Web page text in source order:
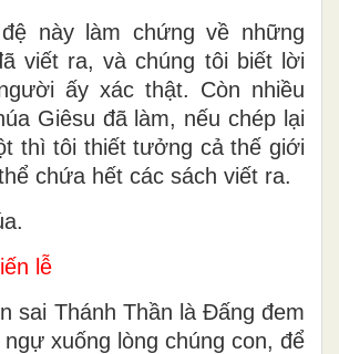
này làm chứng về những
viết ra, và chúng tôi biết lời
ấy xác thật. Còn nhiều
Giêsu đã làm, nếu chép lại
thì tôi thiết tưởng cả thế giới
chứa hết các sách viết ra.
lễ
sai Thánh Thần là Ðấng đem
xuống lòng chúng con, để